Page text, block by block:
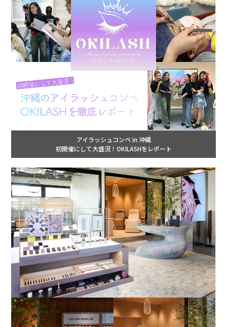
アイラッシュコンペ in 沖縄
初開催にして大盛況！OKILASHをレポート